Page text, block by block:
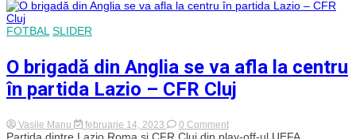
obține
Petrescu
a
FOTBAL SLIDER
O brigadă din Anglia se va afla la centru
în partida Lazio – CFR Cluj
Vasile Manu februarie 14, 2023 0 Commenton
O
Partida dintre Lazio Roma și CFR Cluj din play-off-ul UEFA